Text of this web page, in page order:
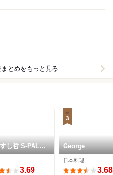
とめをもっと見る
し哲 S-PAL仙
3.69
3
George
日本料理
3.68